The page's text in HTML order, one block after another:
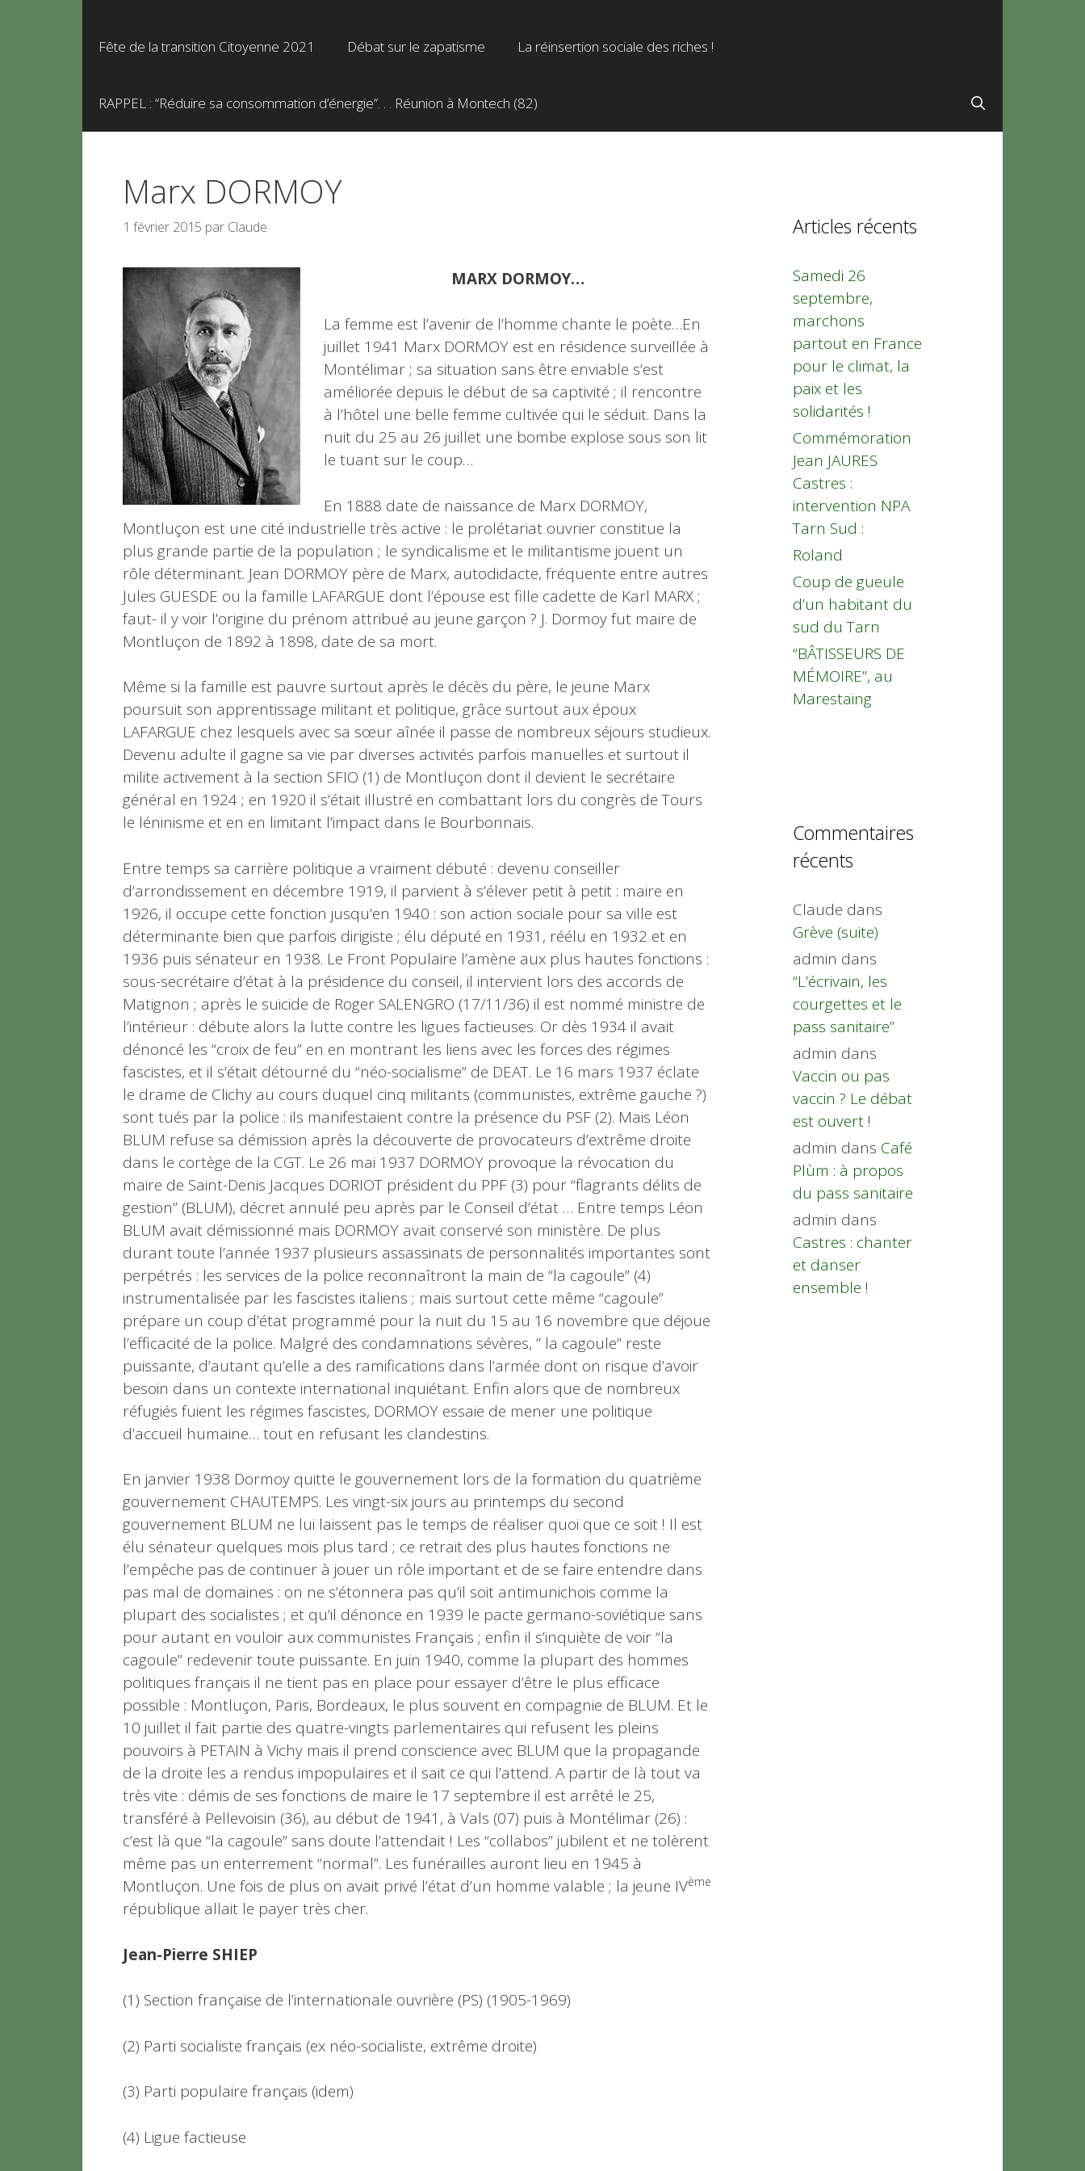
Fête de la transition Citoyenne 2021 Débat sur le zapatisme La réinsertion sociale des riches !
RAPPEL : “Réduire sa consommation d’énergie”. . . Réunion à Montech (82)
Marx DORMOY
1 février 2015 par Claude
MARX DORMOY…
La femme est l’avenir de l’homme chante le poète…En
juillet 1941 Marx DORMOY est en résidence surveillée à
Montélimar ; sa situation sans être enviable s’est
améliorée depuis le début de sa captivité ; il rencontre
à l’hôtel une belle femme cultivée qui le séduit. Dans la
nuit du 25 au 26 juillet une bombe explose sous son lit
le tuant sur le coup…
En 1888 date de naissance de Marx DORMOY,
Montluçon est une cité industrielle très active : le prolétariat ouvrier constitue la
plus grande partie de la population ; le syndicalisme et le militantisme jouent un
rôle déterminant. Jean DORMOY père de Marx, autodidacte, fréquente entre autres
Jules GUESDE ou la famille LAFARGUE dont l’épouse est fille cadette de Karl MARX ;
faut- il y voir l’origine du prénom attribué au jeune garçon ? J. Dormoy fut maire de
Montluçon de 1892 à 1898, date de sa mort.
Même si la famille est pauvre surtout après le décès du père, le jeune Marx
poursuit son apprentissage militant et politique, grâce surtout aux époux
LAFARGUE chez lesquels avec sa sœur aînée il passe de nombreux séjours studieux.
Devenu adulte il gagne sa vie par diverses activités parfois manuelles et surtout il
milite activement à la section SFIO (1) de Montluçon dont il devient le secrétaire
général en 1924 ; en 1920 il s’était illustré en combattant lors du congrès de Tours
le léninisme et en en limitant l’impact dans le Bourbonnais.
Entre temps sa carrière politique a vraiment débuté : devenu conseiller
d’arrondissement en décembre 1919, il parvient à s’élever petit à petit : maire en
1926, il occupe cette fonction jusqu’en 1940 : son action sociale pour sa ville est
déterminante bien que parfois dirigiste ; élu député en 1931, réélu en 1932 et en
1936 puis sénateur en 1938. Le Front Populaire l’amène aux plus hautes fonctions :
sous-secrétaire d’état à la présidence du conseil, il intervient lors des accords de
Matignon ; après le suicide de Roger SALENGRO (17/11/36) il est nommé ministre de
l’intérieur : débute alors la lutte contre les ligues factieuses. Or dès 1934 il avait
dénoncé les “croix de feu” en en montrant les liens avec les forces des régimes
fascistes, et il s’était détourné du “néo-socialisme” de DEAT. Le 16 mars 1937 éclate
le drame de Clichy au cours duquel cinq militants (communistes, extrême gauche ?)
sont tués par la police : ils manifestaient contre la présence du PSF (2). Mais Léon
BLUM refuse sa démission après la découverte de provocateurs d’extrême droite
dans le cortège de la CGT. Le 26 mai 1937 DORMOY provoque la révocation du
maire de Saint-Denis Jacques DORIOT président du PPF (3) pour “flagrants délits de
gestion” (BLUM), décret annulé peu après par le Conseil d’état … Entre temps Léon
BLUM avait démissionné mais DORMOY avait conservé son ministère. De plus
durant toute l’année 1937 plusieurs assassinats de personnalités importantes sont
perpétrés : les services de la police reconnaîtront la main de “la cagoule” (4)
instrumentalisée par les fascistes italiens ; mais surtout cette même “cagoule”
prépare un coup d’état programmé pour la nuit du 15 au 16 novembre que déjoue
l’efficacité de la police. Malgré des condamnations sévères, ” la cagoule” reste
puissante, d’autant qu’elle a des ramifications dans l’armée dont on risque d’avoir
besoin dans un contexte international inquiétant. Enfin alors que de nombreux
réfugiés fuient les régimes fascistes, DORMOY essaie de mener une politique
d’accueil humaine… tout en refusant les clandestins.
En janvier 1938 Dormoy quitte le gouvernement lors de la formation du quatrième
gouvernement CHAUTEMPS. Les vingt-six jours au printemps du second
gouvernement BLUM ne lui laissent pas le temps de réaliser quoi que ce soit ! Il est
élu sénateur quelques mois plus tard ; ce retrait des plus hautes fonctions ne
l’empêche pas de continuer à jouer un rôle important et de se faire entendre dans
pas mal de domaines : on ne s’étonnera pas qu’il soit antimunichois comme la
plupart des socialistes ; et qu’il dénonce en 1939 le pacte germano-soviétique sans
pour autant en vouloir aux communistes Français ; enfin il s’inquiète de voir “la
cagoule” redevenir toute puissante. En juin 1940, comme la plupart des hommes
politiques français il ne tient pas en place pour essayer d’être le plus efficace
possible : Montluçon, Paris, Bordeaux, le plus souvent en compagnie de BLUM. Et le
10 juillet il fait partie des quatre-vingts parlementaires qui refusent les pleins
pouvoirs à PETAIN à Vichy mais il prend conscience avec BLUM que la propagande
de la droite les a rendus impopulaires et il sait ce qui l’attend. A partir de là tout va
très vite : démis de ses fonctions de maire le 17 septembre il est arrêté le 25,
transféré à Pellevoisin (36), au début de 1941, à Vals (07) puis à Montélimar (26) :
c’est là que “la cagoule” sans doute l’attendait ! Les “collabos” jubilent et ne tolèrent
même pas un enterrement “normal”. Les funérailles auront lieu en 1945 à
Montluçon. Une fois de plus on avait privé l’état d’un homme valable ; la jeune IVème
république allait le payer très cher.
Jean-Pierre SHIEP
(1) Section française de l’internationale ouvrière (PS) (1905-1969)
(2) Parti socialiste français (ex néo-socialiste, extrême droite)
(3) Parti populaire français (idem)
(4) Ligue factieuse
Articles récents
Samedi 26
septembre,
marchons
partout en France
pour le climat, la
paix et les
solidarités !
Commémoration
Jean JAURES
Castres :
intervention NPA
Tarn Sud :
Roland
Coup de gueule
d’un habitant du
sud du Tarn
“BÂTISSEURS DE
MÉMOIRE”, au
Marestaing
Commentaires
récents
Claude dans
Grève (suite)
admin dans
“L’écrivain, les
courgettes et le
pass sanitaire”
admin dans
Vaccin ou pas
vaccin ? Le débat
est ouvert !
admin dans Café
Plùm : à propos
du pass sanitaire
admin dans
Castres : chanter
et danser
ensemble !